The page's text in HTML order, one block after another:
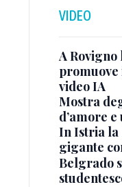
VIDEO
A
promuove
video IA
Mostra
d’amore
In Istria
gigante
Belgrado